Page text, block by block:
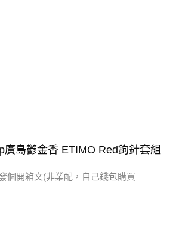
廣島鬱金香 ETIMO Red鉤針套組
個開箱文(非業配，自己錢包購買